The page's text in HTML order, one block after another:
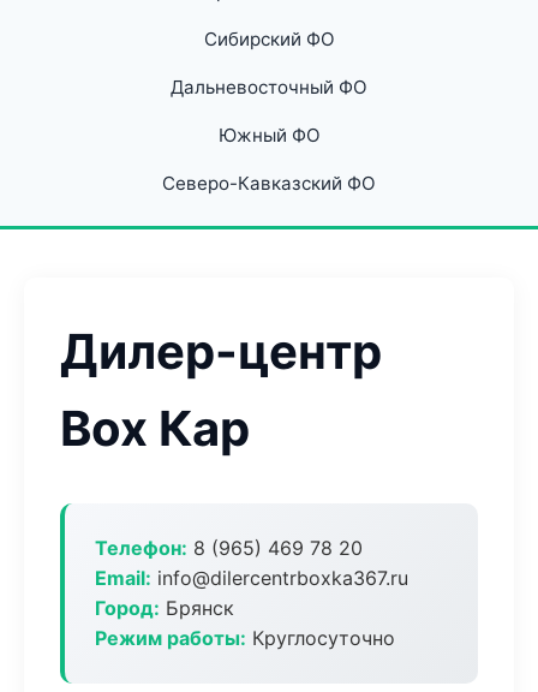
Сибирский ФО
Дальневосточный ФО
Южный ФО
Северо-Кавказский ФО
Дилер-центр
Box Кар
Телефон: 8 (965) 469 78 20
Email: info@dilercentrboxka367.ru
Город: Брянск
Режим работы: Круглосуточно